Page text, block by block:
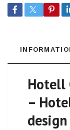
Hotell
–
design